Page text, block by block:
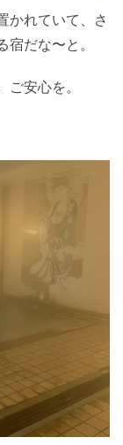
かれていて、さ
だな〜と。
ご安心を。